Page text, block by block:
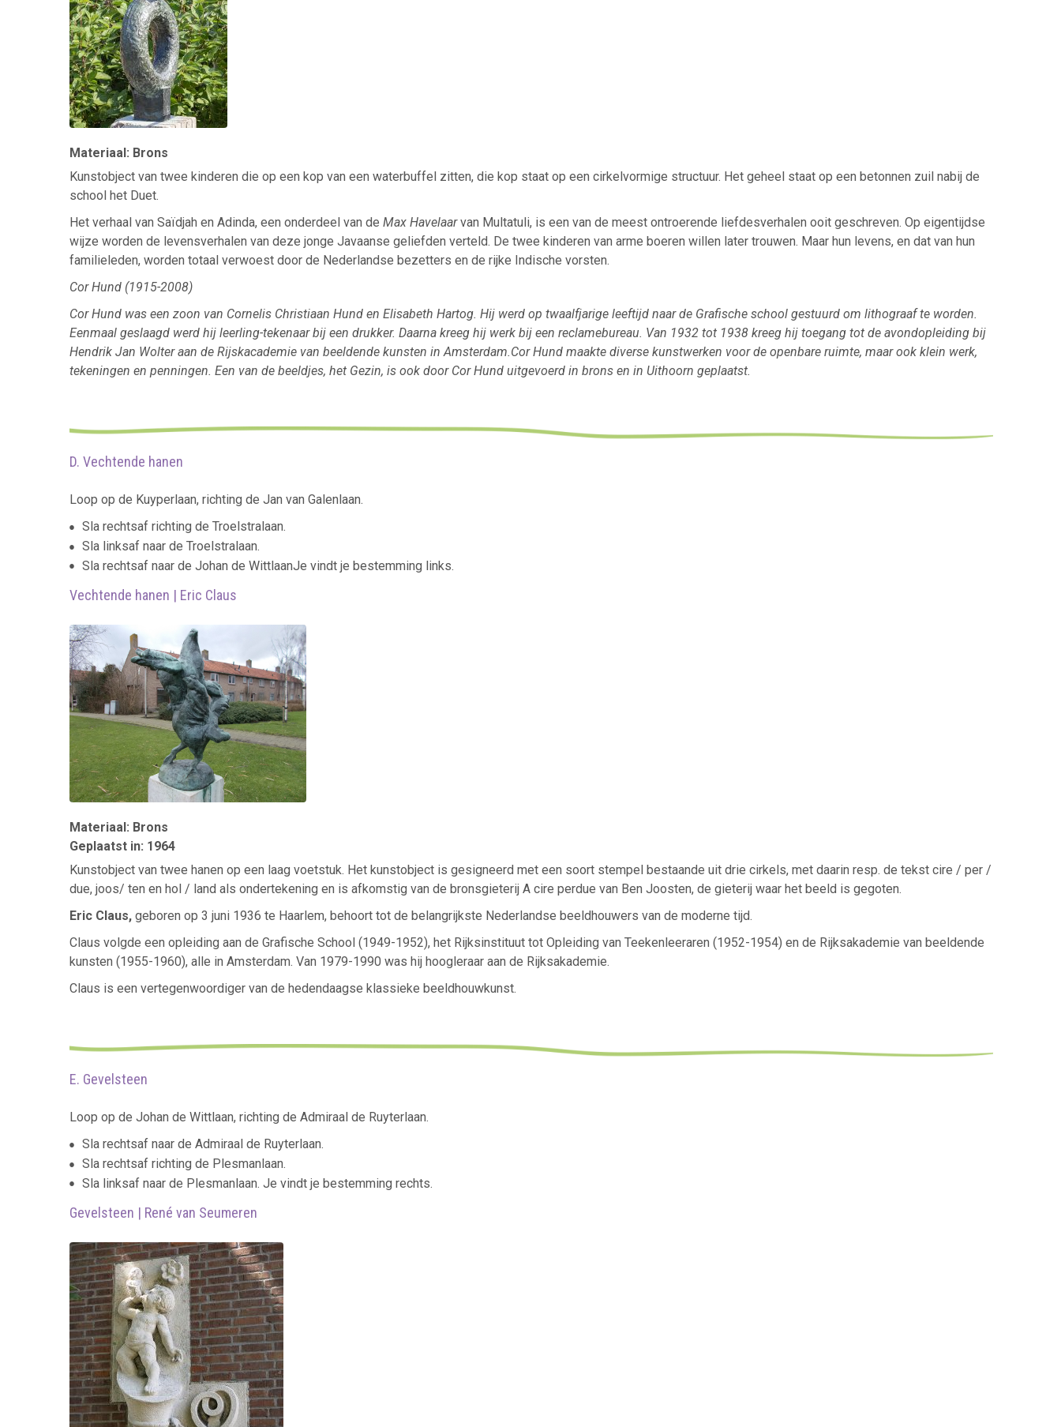
Materiaal: Brons
Kunstobject van twee kinderen die op een kop van een waterbuffel zitten, die kop staat op een cirkelvormige structuur. Het geheel staat op een betonnen zuil nabij de
school het Duet.
Het verhaal van Saïdjah en Adinda, een onderdeel van de Max Havelaarvan Multatuli, is een van de meest ontroerende liefdesverhalen ooit geschreven. Op eigentijdse
wijze worden de levensverhalen van deze jonge Javaanse geliefden verteld. De twee kinderen van arme boeren willen later trouwen. Maar hun levens, en dat van hun
familieleden, worden totaal verwoest door de Nederlandse bezetters en de rijke Indische vorsten.
Cor Hund (1915-2008)
Cor Hund was een zoon van Cornelis Christiaan Hund en Elisabeth Hartog. Hij werd op twaalfjarige leeftijd naar de Grafische school gestuurd om lithograaf te worden.
Eenmaal geslaagd werd hij leerling-tekenaar bij een drukker. Daarna kreeg hij werk bij een reclamebureau. Van 1932 tot 1938 kreeg hij toegang tot de avondopleiding bij
Hendrik Jan Wolter aan de Rijskacademie van beeldende kunsten in Amsterdam.Cor Hund maakte diverse kunstwerken voor de openbare ruimte, maar ook klein werk,
tekeningen en penningen. Een van de beeldjes, het Gezin, is ook door Cor Hund uitgevoerd in brons en in Uithoorn geplaatst.
D. Vechtende hanen
Loop op de Kuyperlaan, richting de Jan van Galenlaan.
Sla rechtsaf richting de Troelstralaan.
Sla linksaf naar de Troelstralaan.
Sla rechtsaf naar de Johan de WittlaanJe vindt je bestemming links.
Vechtende hanen | Eric Claus
Materiaal: Brons
Geplaatst in: 1964
Kunstobject van twee hanen op een laag voetstuk. Het kunstobject is gesigneerd met een soort stempel bestaande uit drie cirkels, met daarin resp. de tekst cire / per /
due, joos/ ten en hol / land als ondertekening en is afkomstig van de bronsgieterij A cire perdue van Ben Joosten, de gieterij waar het beeld is gegoten.
Eric Claus,geboren op 3 juni 1936 te Haarlem, behoort tot de belangrijkste Nederlandse beeldhouwers van de moderne tijd.
Claus volgde een opleiding aan de Grafische School (1949-1952), het Rijksinstituut tot Opleiding van Teekenleeraren (1952-1954) en de Rijksakademie van beeldende
kunsten (1955-1960), alle in Amsterdam. Van 1979-1990 was hij hoogleraar aan de Rijksakademie.
Claus is een vertegenwoordiger van de hedendaagse klassieke beeldhouwkunst.
E. Gevelsteen
Loop op de Johan de Wittlaan, richting de Admiraal de Ruyterlaan.
Sla rechtsaf naar de Admiraal de Ruyterlaan.
Sla rechtsaf richting de Plesmanlaan.
Sla linksaf naar de Plesmanlaan. Je vindt je bestemming rechts.
Gevelsteen | René van Seumeren